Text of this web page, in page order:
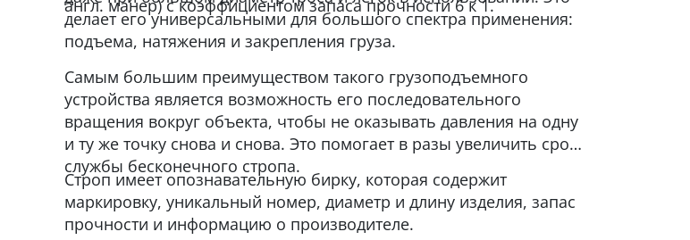
англ. манер) с коэффициентом запаса прочности 6 к 1.
делает его универсальными для большого спектра применения:
подъема, натяжения и закрепления груза.
Самым большим преимуществом такого грузоподъемного
устройства является возможность его последовательного
вращения вокруг объекта, чтобы не оказывать давления на одну
и ту же точку снова и снова. Это помогает в разы увеличить срок
службы бесконечного стропа.
Строп имеет опознавательную бирку, которая содержит
маркировку, уникальный номер, диаметр и длину изделия, запас
прочности и информацию о производителе.